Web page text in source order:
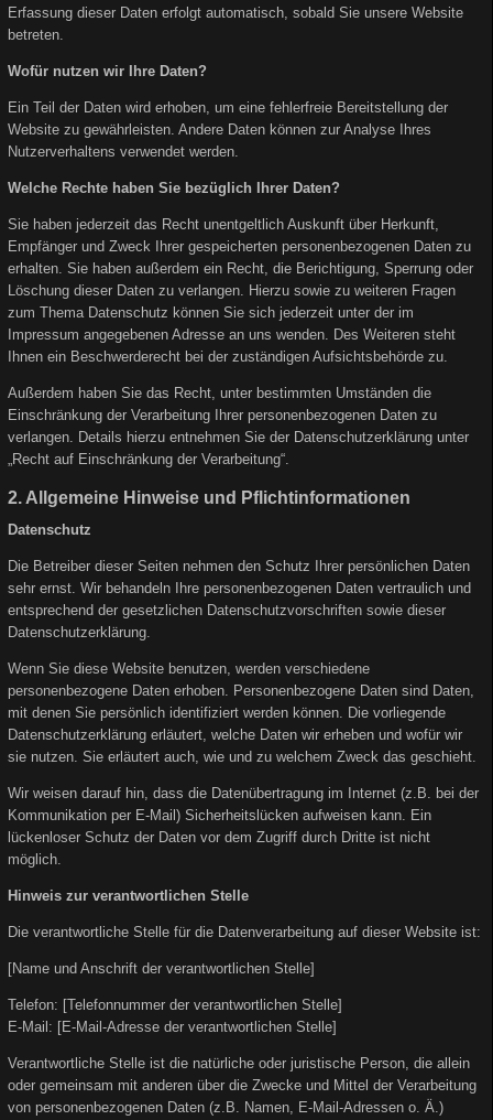
Erfassung dieser Daten erfolgt automatisch, sobald Sie unsere Website
betreten.
Wofür nutzen wir Ihre Daten?
Ein Teil der Daten wird erhoben, um eine fehlerfreie Bereitstellung der
Website zu gewährleisten. Andere Daten können zur Analyse Ihres
Nutzerverhaltens verwendet werden.
Welche Rechte haben Sie bezüglich Ihrer Daten?
Sie haben jederzeit das Recht unentgeltlich Auskunft über Herkunft,
Empfänger und Zweck Ihrer gespeicherten personenbezogenen Daten zu
erhalten. Sie haben außerdem ein Recht, die Berichtigung, Sperrung oder
Löschung dieser Daten zu verlangen. Hierzu sowie zu weiteren Fragen
zum Thema Datenschutz können Sie sich jederzeit unter der im
Impressum angegebenen Adresse an uns wenden. Des Weiteren steht
Ihnen ein Beschwerderecht bei der zuständigen Aufsichtsbehörde zu.
Außerdem haben Sie das Recht, unter bestimmten Umständen die
Einschränkung der Verarbeitung Ihrer personenbezogenen Daten zu
verlangen. Details hierzu entnehmen Sie der Datenschutzerklärung unter
„Recht auf Einschränkung der Verarbeitung“.
2. Allgemeine Hinweise und Pflichtinformationen
Datenschutz
Die Betreiber dieser Seiten nehmen den Schutz Ihrer persönlichen Daten
sehr ernst. Wir behandeln Ihre personenbezogenen Daten vertraulich und
entsprechend der gesetzlichen Datenschutzvorschriften sowie dieser
Datenschutzerklärung.
Wenn Sie diese Website benutzen, werden verschiedene
personenbezogene Daten erhoben. Personenbezogene Daten sind Daten,
mit denen Sie persönlich identifiziert werden können. Die vorliegende
Datenschutzerklärung erläutert, welche Daten wir erheben und wofür wir
sie nutzen. Sie erläutert auch, wie und zu welchem Zweck das geschieht.
Wir weisen darauf hin, dass die Datenübertragung im Internet (z.B. bei der
Kommunikation per E-Mail) Sicherheitslücken aufweisen kann. Ein
lückenloser Schutz der Daten vor dem Zugriff durch Dritte ist nicht
möglich.
Hinweis zur verantwortlichen Stelle
Die verantwortliche Stelle für die Datenverarbeitung auf dieser Website ist:
[Name und Anschrift der verantwortlichen Stelle]
Telefon: [Telefonnummer der verantwortlichen Stelle]
E-Mail: [E-Mail-Adresse der verantwortlichen Stelle]
Verantwortliche Stelle ist die natürliche oder juristische Person, die allein
oder gemeinsam mit anderen über die Zwecke und Mittel der Verarbeitung
von personenbezogenen Daten (z.B. Namen, E-Mail-Adressen o. Ä.)